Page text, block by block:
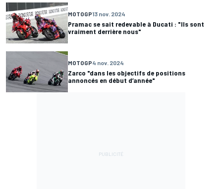
MOTOGP13 nov. 2024
Pramac se sait redevable à Ducati : "Ils sont
vraiment derrière nous"
MOTOGP4 nov. 2024
Zarco "dans les objectifs de positions
annoncés en début d’année"